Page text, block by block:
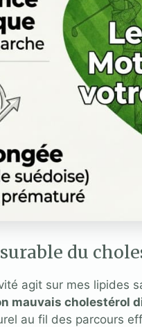
du
agit sur mes lipides
mauvais cholestérol
au fil des parcours